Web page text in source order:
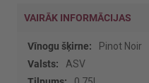
VAIRĀK INFORMĀCIJAS
Vairāk
informācijas
Pinot Noir
ASV